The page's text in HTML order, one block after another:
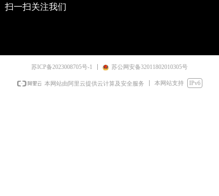
扫一扫关注我们
苏ICP备2023008705号-1 苏公网安备32011802010305号
本网站由阿里云提供云计算及安全服务 本网站支持 IPv6